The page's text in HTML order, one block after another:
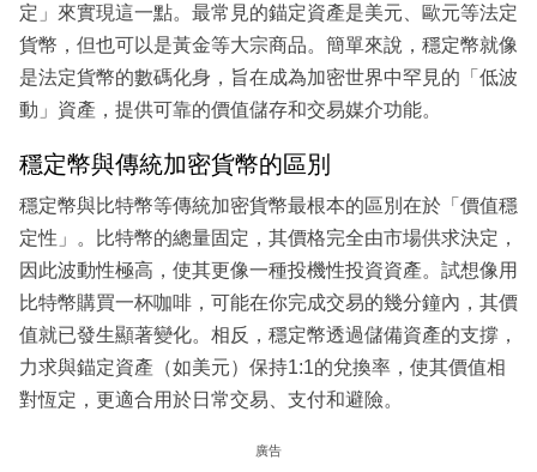
定」來實現這一點。最常見的錨定資產是美元、歐元等法定
貨幣，但也可以是黃金等大宗商品。簡單來說，穩定幣就像
是法定貨幣的數碼化身，旨在成為加密世界中罕見的「低波
動」資產，提供可靠的價值儲存和交易媒介功能。
穩定幣與傳統加密貨幣的區別
穩定幣與比特幣等傳統加密貨幣最根本的區別在於「價值穩
定性」。比特幣的總量固定，其價格完全由市場供求決定，
因此波動性極高，使其更像一種投機性投資資產。試想像用
比特幣購買一杯咖啡，可能在你完成交易的幾分鐘內，其價
值就已發生顯著變化。相反，穩定幣透過儲備資產的支撐，
力求與錨定資產（如美元）保持1:1的兌換率，使其價值相
對恆定，更適合用於日常交易、支付和避險。
廣告